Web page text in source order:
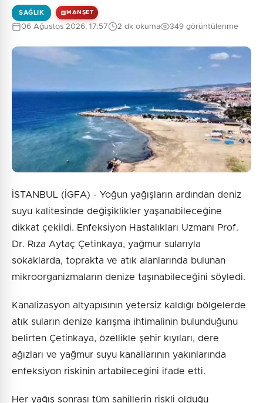
Güvenlik Sorusu:
Gönder
SAĞLIK MANŞET
06 Ağustos 2026, 17:57 2 dk okuma 349 görüntülenme
İSTANBUL (İGFA) - Yoğun yağışların ardından deniz
suyu kalitesinde değişiklikler yaşanabileceğine
dikkat çekildi. Enfeksiyon Hastalıkları Uzmanı Prof.
Dr. Rıza Aytaç Çetinkaya, yağmur sularıyla
sokaklarda, toprakta ve atık alanlarında bulunan
mikroorganizmaların denize taşınabileceğini söyledi.
Kanalizasyon altyapısının yetersiz kaldığı bölgelerde
atık suların denize karışma ihtimalinin bulunduğunu
belirten Çetinkaya, özellikle şehir kıyıları, dere
ağızları ve yağmur suyu kanallarının yakınlarında
enfeksiyon riskinin artabileceğini ifade etti.
Her yağış sonrası tüm sahillerin riskli olduğu